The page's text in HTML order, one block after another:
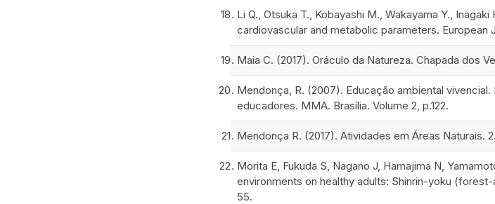
Li Q., Otsuka T., Kobayashi M., Wakayama Y.,
cardiovascular and metabolic parameters. European
Maia C. (2017). Oráculo da Natureza. Chapada dos
Mendonça, R. (2007). Educação ambiental
educadores. MMA. Brasília. Volume 2, p.122.
Mendonça R. (2017). Atividades em Áreas Naturais.
Morita E, Fukuda S, Nagano J, Hamajima N,
environments on healthy adults: Shinrin-yoku
55.